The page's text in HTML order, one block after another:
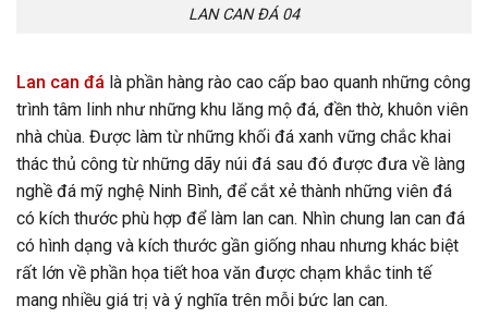
LAN CAN ĐÁ 04
Lan can đá là phần hàng rào cao cấp bao quanh những công
trình tâm linh như những khu lăng mộ đá, đền thờ, khuôn viên
nhà chùa. Được làm từ những khối đá xanh vững chắc khai
thác thủ công từ những dãy núi đá sau đó được đưa về làng
nghề đá mỹ nghệ Ninh Bình, để cắt xẻ thành những viên đá
có kích thước phù hợp để làm lan can. Nhìn chung lan can đá
có hình dạng và kích thước gần giống nhau nhưng khác biệt
rất lớn về phần họa tiết hoa văn được chạm khắc tinh tế
mang nhiều giá trị và ý nghĩa trên mỗi bức lan can.